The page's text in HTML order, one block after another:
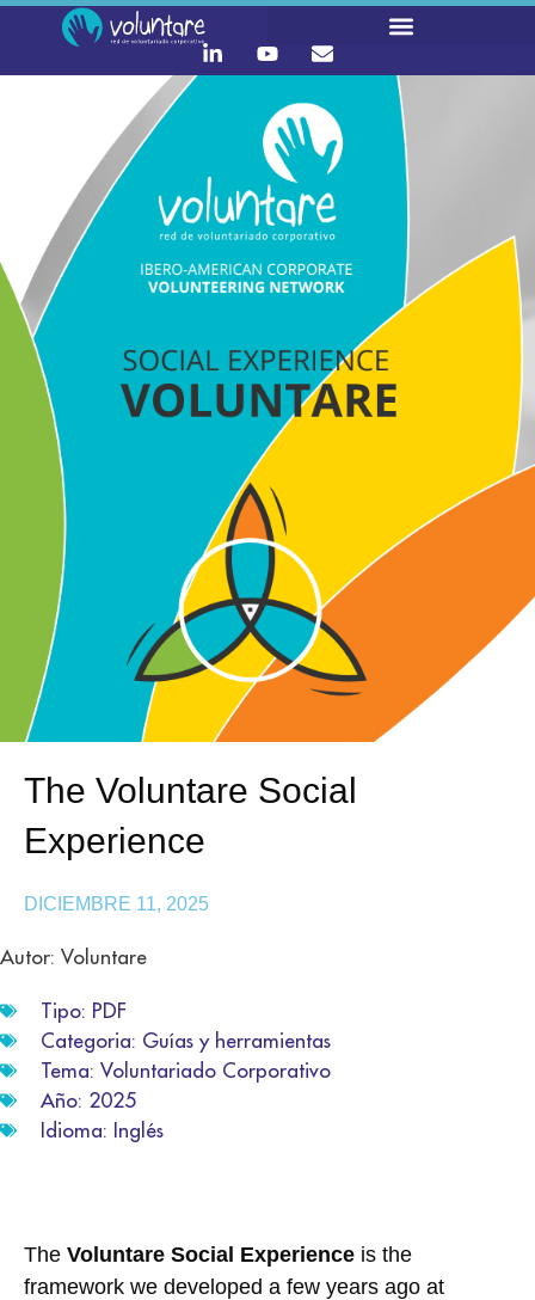
The Voluntare Social
Experience
DICIEMBRE 11, 2025
Autor: Voluntare
Tipo: PDF
Categoria: Guías y herramientas
Tema: Voluntariado Corporativo
Año: 2025
Idioma: Inglés
The Voluntare Social Experience is the
framework we developed a few years ago at